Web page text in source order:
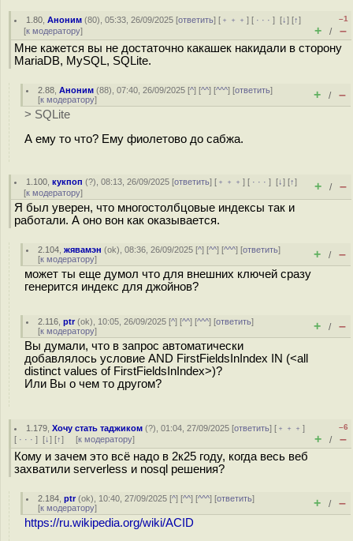
1.80 ,Аноним (80), 05:33, 26/09/2025 [ответить] [ ﹢﹢﹢] [ · · ·][↓] [↑]
[к модератору]
–1
+ / –
Мне кажется вы не достаточно какашек накидали в сторону
MariaDB, MySQL, SQLite.
2.88 ,Аноним (88), 07:40, 26/09/2025 [^] [^^] [^^^] [ответить]
[к модератору] + / –
> SQLite
А ему то что? Ему фиолетово до сабжа.
1.100 ,кукпоп (?), 08:13, 26/09/2025 [ответить] [ ﹢﹢﹢] [ · · ·][↓] [↑]
[к модератору] + / –
Я был уверен, что многостолбцовые индексы так и
работали. А оно вон как оказывается.
2.104 ,жявамэн (ok), 08:36, 26/09/2025 [^] [^^] [^^^] [ответить]
[к модератору] + / –
может ты еще думол что для внешних ключей сразу
генерится индекс для джойнов?
2.116 ,ptr(ok), 10:05, 26/09/2025 [^] [^^] [^^^] [ответить]
[к модератору] + / –
Вы думали, что в запрос автоматически
добавлялось условие AND FirstFieldsInIndex IN (<all
distinct values of FirstFieldsInIndex>)?
Или Вы о чем то другом?
1.179 ,Хочу стать таджиком (?), 01:04, 27/09/2025 [ответить] [ ﹢﹢﹢]
[ · · · ] [↓] [↑] [к модератору]
–6
+ / –
Кому и зачем это всё надо в 2к25 году, когда весь веб
захватили serverless и nosql решения?
2.184 ,ptr(ok), 10:40, 27/09/2025 [^] [^^] [^^^] [ответить]
[к модератору] + / –
https://ru.wikipedia.org/wiki/ACID